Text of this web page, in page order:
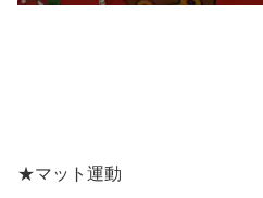
★マット運動